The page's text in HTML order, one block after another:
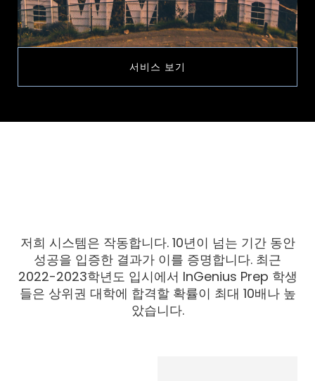
서비스 보기
저희 시스템은 작동합니다. 10년이 넘는 기간 동안
성공을 입증한 결과가 이를 증명합니다. 최근
2022-2023학년도 입시에서 InGenius Prep 학생
들은 상위권 대학에 합격할 확률이 최대 10배나 높
았습니다.